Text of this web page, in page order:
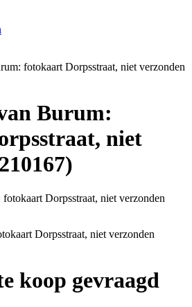
fotokaart Dorpsstraat, niet verzonden
Burum:
niet
Dorpsstraat, niet verzonden
koop gevraagd